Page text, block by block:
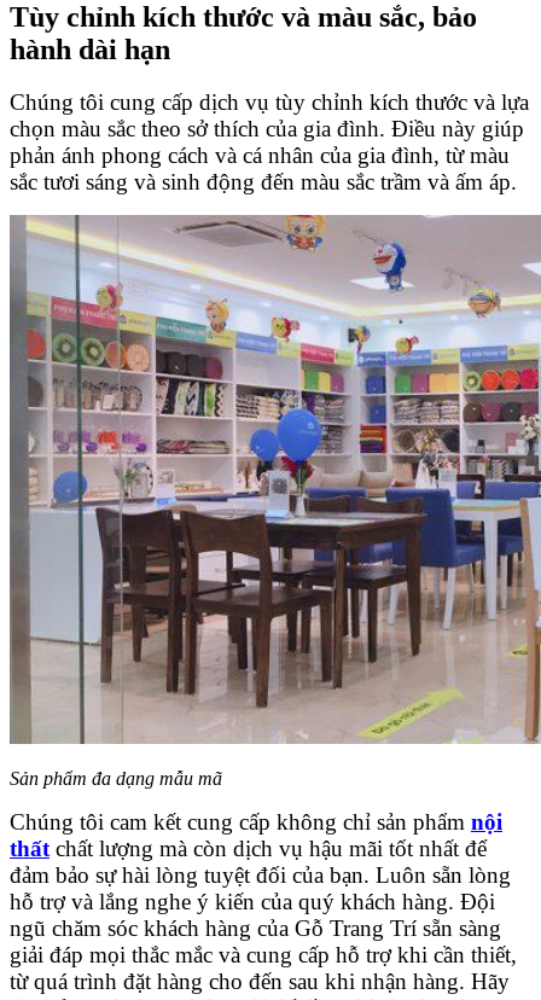
Tùy chỉnh kích thước và màu sắc, bảo
hành dài hạn
Chúng tôi cung cấp dịch vụ tùy chỉnh kích thước và lựa
chọn màu sắc theo sở thích của gia đình. Điều này giúp
phản ánh phong cách và cá nhân của gia đình, từ màu
sắc tươi sáng và sinh động đến màu sắc trầm và ấm áp.
Sản phẩm đa dạng mẫu mã
Chúng tôi cam kết cung cấp không chỉ sản phẩm nội
thất chất lượng mà còn dịch vụ hậu mãi tốt nhất để
đảm bảo sự hài lòng tuyệt đối của bạn. Luôn sẵn lòng
hỗ trợ và lắng nghe ý kiến của quý khách hàng. Đội
ngũ chăm sóc khách hàng của Gỗ Trang Trí sẵn sàng
giải đáp mọi thắc mắc và cung cấp hỗ trợ khi cần thiết,
từ quá trình đặt hàng cho đến sau khi nhận hàng. Hãy